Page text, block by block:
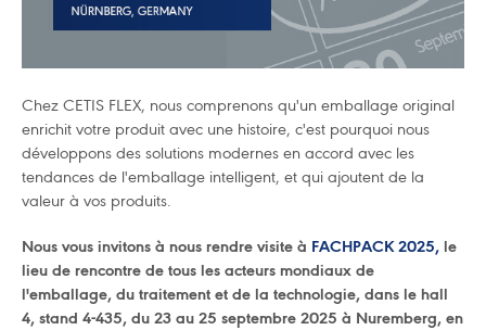
Chez CETIS FLEX, nous comprenons qu'un emballage original
enrichit votre produit avec une histoire, c'est pourquoi nous
développons des solutions modernes en accord avec les
tendances de l'emballage intelligent, et qui ajoutent de la
valeur à vos produits.
Nous vous invitons à nous rendre visite à FACHPACK 2025, le
lieu de rencontre de tous les acteurs mondiaux de
l'emballage, du traitement et de la technologie, dans le hall
4, stand 4-435, du 23 au 25 septembre 2025 à Nuremberg, en